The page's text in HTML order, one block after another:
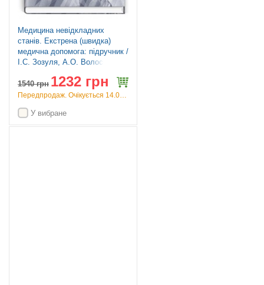
Медицина невідкладних
станів. Екстрена (швидка)
медична допомога: підручник /
I.С. Зозуля, А.О. Волосовець,
видання
1540грн 1232 грн
Передпродаж. Очікується 14.09.26
У вибране